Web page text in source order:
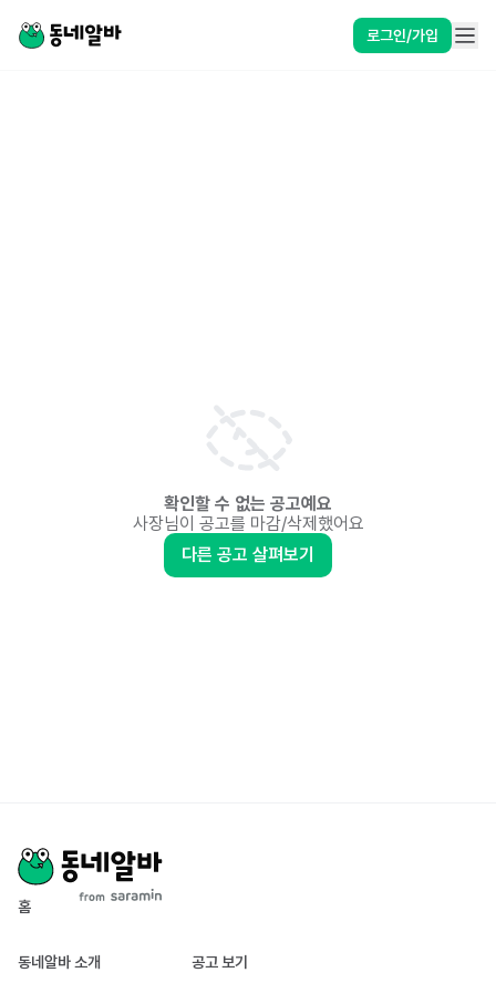
로그인/가입
확인할 수 없는 공고예요
사장님이 공고를 마감/삭제했어요
다른 공고 살펴보기
홈
동네알바 소개 공고 보기